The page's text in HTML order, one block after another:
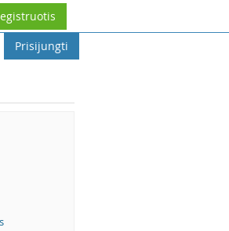
Prisijungti